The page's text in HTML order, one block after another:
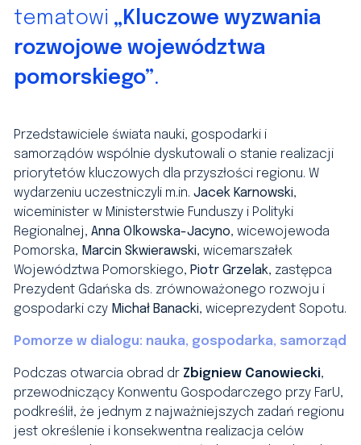
tematowi „Kluczowe wyzwania
rozwojowe województwa
pomorskiego”.
Przedstawiciele świata nauki, gospodarki i
samorządów wspólnie dyskutowali o stanie realizacji
priorytetów kluczowych dla przyszłości regionu. W
wydarzeniu uczestniczyli m.in.Jacek Karnowski,
wiceminister w Ministerstwie Funduszy i Polityki
Regionalnej,Anna Olkowska-Jacyno, wicewojewoda
Pomorska, Marcin Skwierawski, wicemarszałek
Województwa Pomorskiego, Piotr Grzelak, zastępca
Prezydent Gdańska ds. zrównoważonego rozwoju i
gospodarki czy Michał Banacki, wiceprezydent Sopotu.
Pomorze w dialogu: nauka, gospodarka, samorząd
Podczas otwarcia obrad dr Zbigniew Canowiecki,
przewodniczący Konwentu Gospodarczego przy FarU,
podkreślił, że jednym z najważniejszych zadań regionu
jest określenie i konsekwentna realizacja celów